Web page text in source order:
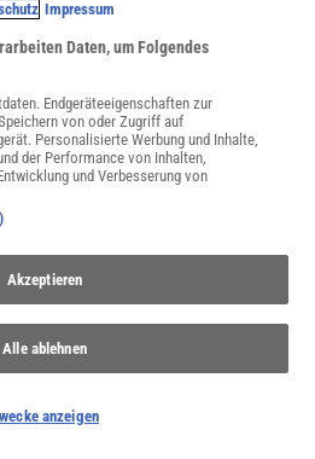
Impressum
Daten, um Folgendes
Endgeräteeigenschaften zur
von oder Zugriff auf
Personalisierte Werbung und Inhalte,
der Performance von Inhalten,
und Verbesserung von
Akzeptieren
Alle ablehnen
anzeigen